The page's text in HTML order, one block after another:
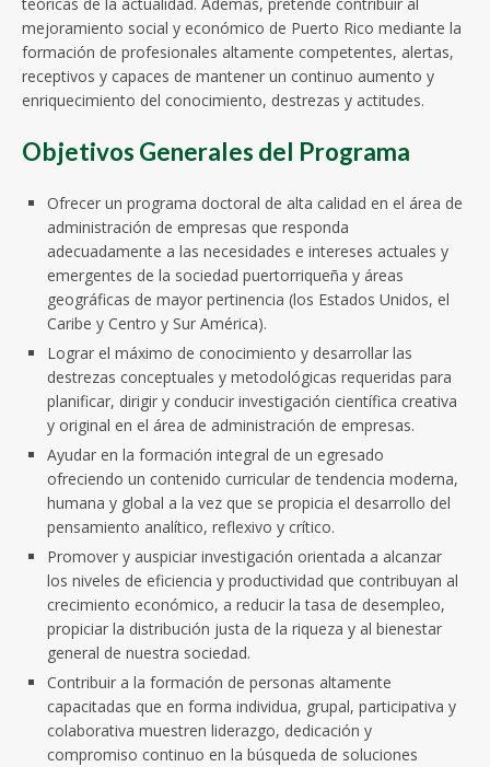
mejoramiento social y económico de Puerto Rico mediante la
formación de profesionales altamente competentes, alertas,
receptivos y capaces de mantener un continuo aumento y
enriquecimiento del conocimiento, destrezas y actitudes.
Objetivos Generales del Programa
Ofrecer un programa doctoral de alta calidad en el área de
administración de empresas que responda
adecuadamente a las necesidades e intereses actuales y
emergentes de la sociedad puertorriqueña y áreas
geográficas de mayor pertinencia (los Estados Unidos, el
Caribe y Centro y Sur América).
Lograr el máximo de conocimiento y desarrollar las
destrezas conceptuales y metodológicas requeridas para
planificar, dirigir y conducir investigación científica creativa
y original en el área de administración de empresas.
Ayudar en la formación integral de un egresado
ofreciendo un contenido curricular de tendencia moderna,
humana y global a la vez que se propicia el desarrollo del
pensamiento analítico, reflexivo y crítico.
Promover y auspiciar investigación orientada a alcanzar
los niveles de eficiencia y productividad que contribuyan al
crecimiento económico, a reducir la tasa de desempleo,
propiciar la distribución justa de la riqueza y al bienestar
general de nuestra sociedad.
Contribuir a la formación de personas altamente
capacitadas que en forma individua, grupal, participativa y
colaborativa muestren liderazgo, dedicación y
compromiso continuo en la búsqueda de soluciones